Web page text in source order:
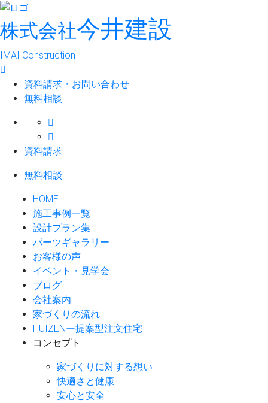
株式会社今井建設
IMAI Construction
資料請求・お問い合わせ
無料相談
資料請求
無料相談
HOME
施工事例一覧
設計プラン集
パーツギャラリー
お客様の声
イベント・見学会
ブログ
会社案内
家づくりの流れ
HUIZENー提案型注文住宅
コンセプト
家づくりに対する想い
快適さと健康
安心と安全